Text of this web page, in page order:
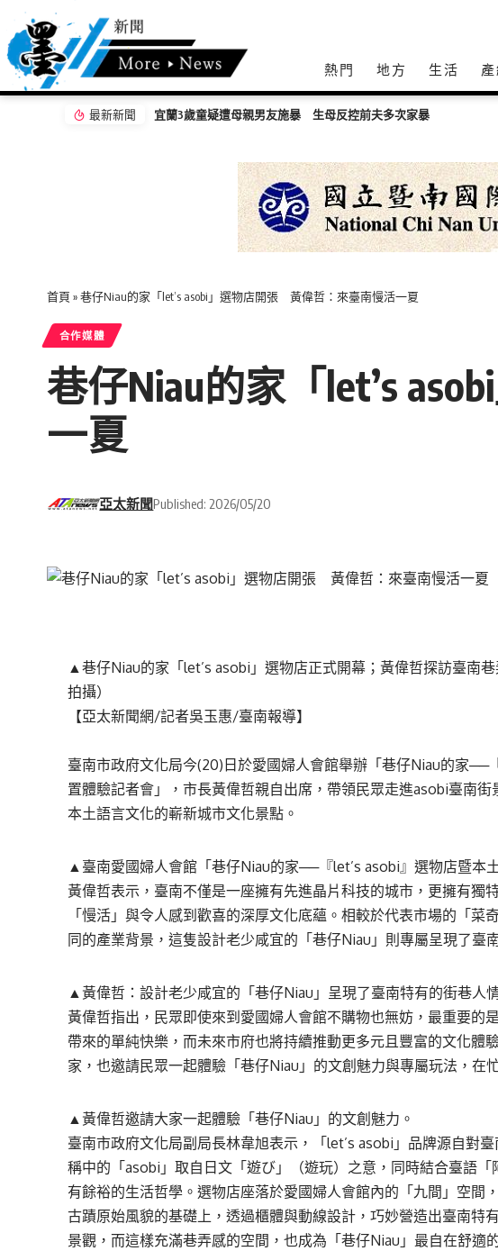
熱門 地方 生活
最新新聞 宜蘭3歲童疑遭母親男友施暴 生母反控前夫多次家暴
首頁 »巷仔Niau的家「let’s asobi」選物店開張 黃偉哲：來臺南慢活一夏
合作媒體
巷仔Niau的家「let’s
一夏
亞太新聞Published: 2026/05/20
▲巷仔Niau的家「let’s asobi」選物店正式開幕；黃偉哲探訪臺南
拍攝）
【亞太新聞網/記者吳玉惠/臺南報導】
臺南市政府文化局今(20)日於愛國婦人會館舉辦「巷仔Niau的家──
置體驗記者會」，市長黃偉哲親自出席，帶領民眾走進asobi臺南
本土語言文化的嶄新城市文化景點。
▲臺南愛國婦人會館「巷仔Niau的家──『let’s asobi』選物店暨本
黃偉哲表示，臺南不僅是一座擁有先進晶片科技的城市，更擁有獨
「慢活」與令人感到歡喜的深厚文化底蘊。相較於代表市場的「菜
同的產業背景，這隻設計老少咸宜的「巷仔Niau」則專屬呈現了臺
▲黃偉哲：設計老少咸宜的「巷仔Niau」呈現了臺南特有的街巷人
黃偉哲指出，民眾即使來到愛國婦人會館不購物也無妨，最重要的
帶來的單純快樂，而未來市府也將持續推動更多元且豐富的文化體
家，也邀請民眾一起體驗「巷仔Niau」的文創魅力與專屬玩法，在
▲黃偉哲邀請大家一起體驗「巷仔Niau」的文創魅力。
臺南市政府文化局副局長林韋旭表示，「let’s asobi」品牌源自對
稱中的「asobi」取自日文「遊び」（遊玩）之意，同時結合臺語
有餘裕的生活哲學。選物店座落於愛國婦人會館內的「九間」空間
古蹟原始風貌的基礎上，透過櫃體與動線設計，巧妙營造出臺南特
景觀，而這樣充滿巷弄感的空間，也成為「巷仔Niau」最自在舒適